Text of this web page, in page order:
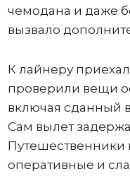
чемодана и даже
вызвало
К лайнеру
проверили вещи
включая сданный
Сам вылет
Путешественники
оперативные и